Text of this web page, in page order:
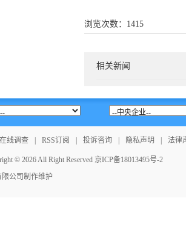
浏览次数： 1415
相关新闻
在线调查 RSS订阅 投诉咨询 隐私声明 法律
© 2026 All Right Reserved 京ICP备18013495号-2
公司 制作维护